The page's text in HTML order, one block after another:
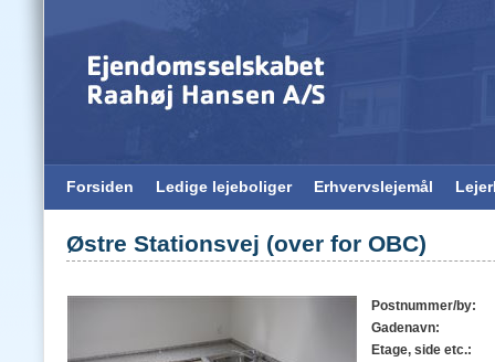
Forsiden Ledige lejeboliger Erhvervslejemål
Østre Stationsvej (over for OBC)
Postnummer/by:
Gadenavn:
Etage, side etc.: